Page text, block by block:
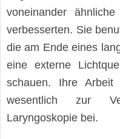
voneinander
verbesserten. Sie
die am Ende eines
eine externe
schauen. Ihre
wesentlich zur
Laryngoskopie bei.